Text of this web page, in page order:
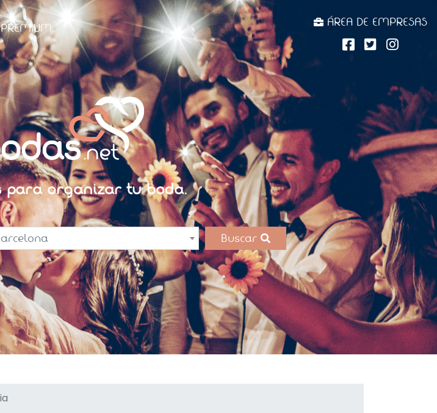
PREMIUM ÁREA DE EMPRESAS
para organizar tu boda.
Buscar